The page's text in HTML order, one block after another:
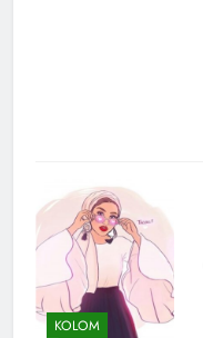
KOLOM